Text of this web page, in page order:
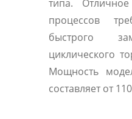
типа.
процессов
быстрого
циклического
Мощность
составляет от